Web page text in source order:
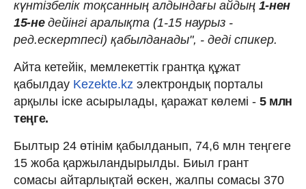
күнтізбелік тоқсанның алдындағы айдың 1-нен
15-не дейінгі аралықта (1-15 наурыз -
ред.ескертпесі) қабылданады", - деді спикер.
Айта кетейік, мемлекеттік грантқа құжат
қабылдау Kezekte.kz электрондық порталы
арқылы іске асырылады, қаражат көлемі - 5 млн
теңге.
Былтыр 24 өтінім қабылданып, 74,6 млн теңгеге
15 жоба қаржыландырылды. Биыл грант
сомасы айтарлықтай өскен, жалпы сомасы 370